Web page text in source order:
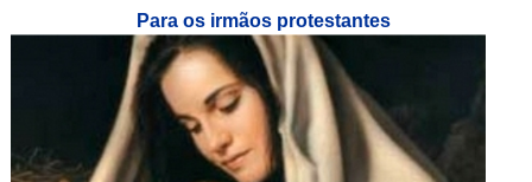
Para os irmãos protestantes